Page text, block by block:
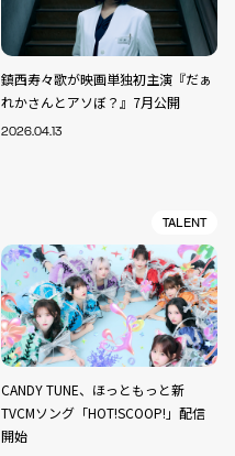
鎮西寿々歌が映画単独初主演『だぁ
れかさんとアソぼ？』7月公開
2026.04.13
TALENT
CANDY TUNE、ほっともっと新
TVCMソング「HOT!SCOOP!」配信
開始